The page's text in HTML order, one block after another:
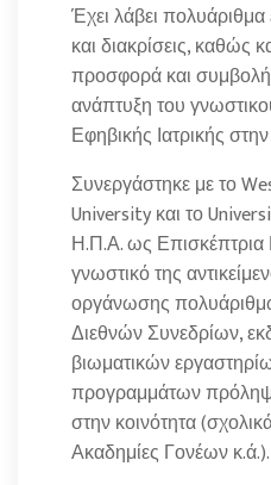
Έχει λάβει
και διακρίσεις, καθώς
προσφορά και συμβολή
ανάπτυξη του
Εφηβικής Ιατρικής
Συνεργάστηκε με το
University και το
Η.Π.Α. ως Επισκέπτρια
γνωστικό της
οργάνωσης
Διεθνών Συνεδρίων,
βιωματικών
προγραμμάτων
στην κοινότητα
Ακαδημίες Γονέων κ.ά.).